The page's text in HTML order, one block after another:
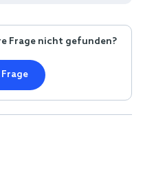
Frage nicht gefunden?